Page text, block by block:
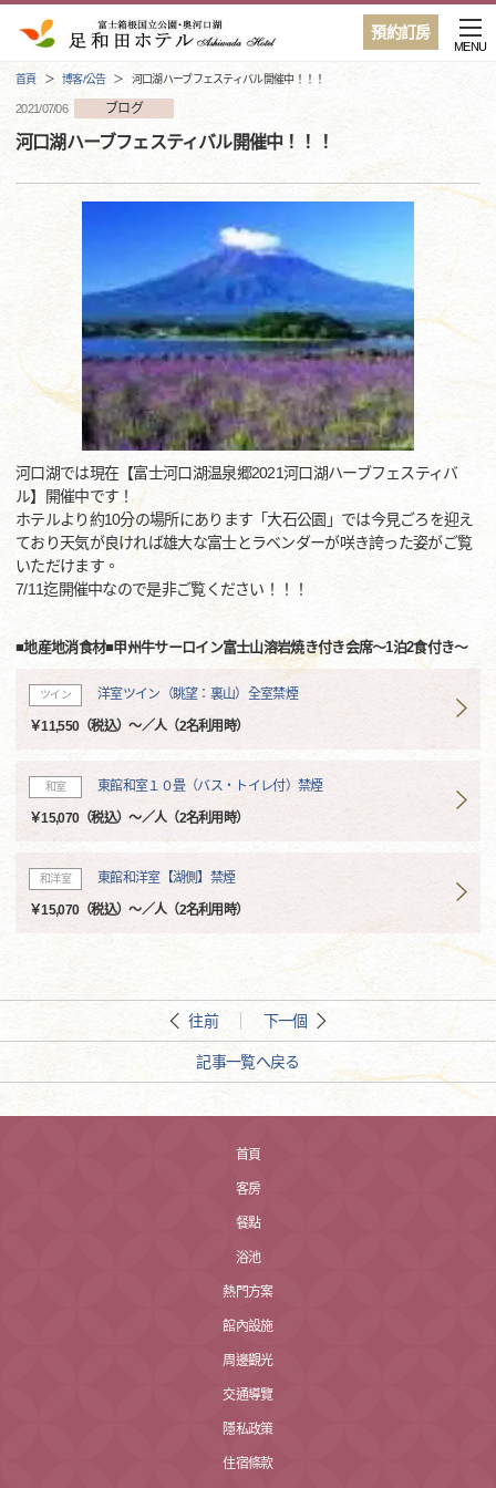
預約訂房
MENU
首頁 博客/公告 河口湖ハーブフェスティバル開催中！！！
2021/07/06 ブログ
河口湖ハーブフェスティバル開催中！！！
河口湖では現在【富士河口湖温泉郷2021河口湖ハーブフェスティバ
ル】開催中です！
ホテルより約10分の場所にあります「大石公園」では今見ごろを迎え
ており天気が良ければ雄大な富士とラベンダーが咲き誇った姿がご覧
いただけます。
7/11迄開催中なので是非ご覧ください！！！
■地産地消食材■甲州牛サーロイン富士山溶岩焼き付き会席～1泊2食付き～
ツイン 洋室ツイン（眺望：裏山）全室禁煙
￥11,550（税込）～／人（2名利用時）
和室 東館和室１０畳（バス・トイレ付）禁煙
￥15,070（税込）～／人（2名利用時）
和洋室 東館和洋室【湖側】禁煙
￥15,070（税込）～／人（2名利用時）
往前 下一個
記事一覧へ戻る
首頁
客房
餐點
浴池
熱門方案
館內設施
周邊觀光
交通導覽
隱私政策
住宿條款